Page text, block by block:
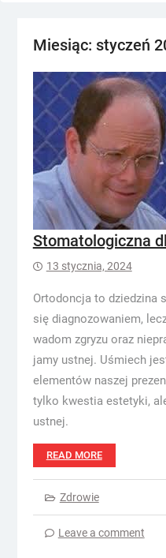
Miesiąc: styczeń
Stomatologiczna
13 stycznia, 2024
Ortodoncja to dziedzina
się diagnozowaniem,
wadom zgryzu oraz
jamy ustnej. Uśmiech
elementów naszej
tylko kwestia estetyki,
ustnej.
READ MORE
Zdrowie
Leave a comment